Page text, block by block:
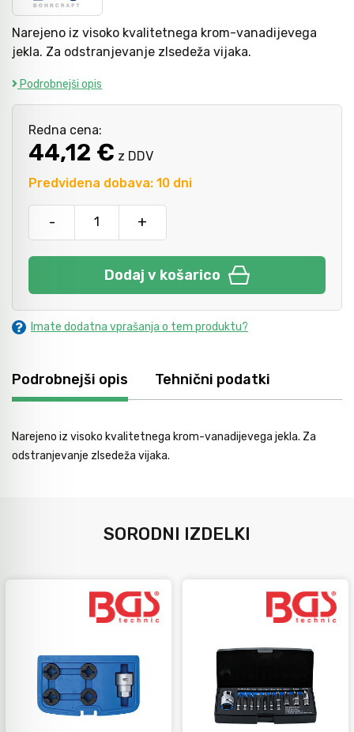
Narejeno iz visoko kvalitetnega krom-vanadijevega
jekla. Za odstranjevanje zlsedeža vijaka.
Podrobnejši opis
Predvidena dobava: 10 dni
Redna cena:
44,12 € z DDV
- +
Dodaj v košarico
Imate dodatna vprašanja o tem produktu?
Podrobnejši opis Tehnični podatki
Narejeno iz visoko kvalitetnega krom-vanadijevega jekla. Za
odstranjevanje zlsedeža vijaka.
SORODNI IZDELKI
Kladiva
Točkala, dleta, luknjači in pile
Vzvodi in primeži
Škarje, noži in žage
Zaščitna oprema
Svetila
Avtomobilsko orodje
Razno
Gozdarsko orodje
Dom in vrt
Mazanje